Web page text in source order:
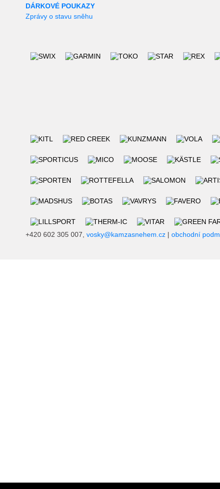
DÁRKOVÉ POUKAZY
Zprávy o stavu sněhu
+420 602 305 007, vosky@kamzasnehem.cz | obchodní